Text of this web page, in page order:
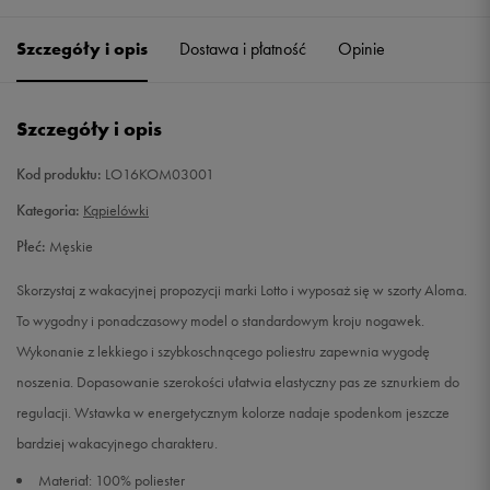
M Powiadom o dostępności
XXL Powiadom o dostępności
Szczegóły i opis Dostawa i płatność Opinie
Szczegóły i opis
Kod produktu: LO16KOM03001
Kategoria: Kąpielówki
Płeć: Męskie
Skorzystaj z wakacyjnej propozycji marki Lotto i wyposaż się w szorty Aloma.
To wygodny i ponadczasowy model o standardowym kroju nogawek.
Wykonanie z lekkiego i szybkoschnącego poliestru zapewnia wygodę
noszenia. Dopasowanie szerokości ułatwia elastyczny pas ze sznurkiem do
regulacji. Wstawka w energetycznym kolorze nadaje spodenkom jeszcze
bardziej wakacyjnego charakteru.
Materiał: 100% poliester